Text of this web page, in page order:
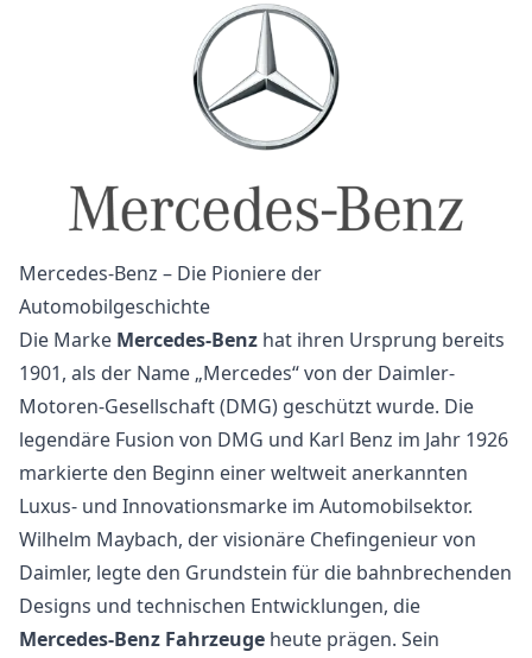
Mercedes-Benz – Die Pioniere der
Automobilgeschichte
Die Marke Mercedes-Benz hat ihren Ursprung bereits
1901, als der Name „Mercedes“ von der Daimler-
Motoren-Gesellschaft (DMG) geschützt wurde. Die
legendäre Fusion von DMG und Karl Benz im Jahr 1926
markierte den Beginn einer weltweit anerkannten
Luxus- und Innovationsmarke im Automobilsektor.
Wilhelm Maybach, der visionäre Chefingenieur von
Daimler, legte den Grundstein für die bahnbrechenden
Designs und technischen Entwicklungen, die
Mercedes-Benz Fahrzeuge heute prägen. Sein